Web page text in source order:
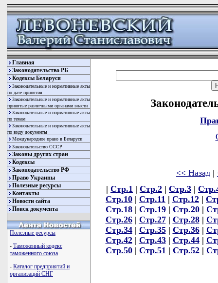
Главная
Законодательство РБ
Кодексы Беларуси
Законодательные и нормативные акты
по дате принятия
Законодательные и нормативные акты
принятые различными органами власти
Законодательные и нормативные акты
по темам
Законодательные и нормативные акты
по виду документы
Международное право в Беларуси
Законодательство СССР
Законы других стран
Кодексы
Законодательство РФ
Право Украины
Полезные ресурсы
Контакты
Новости сайта
Поиск документа
Полезные ресурсы
- Таможенный кодекс
таможенного союза
- Каталог предприятий и
организаций СНГ
<< Назад |
| Стр.1 | Стр.2 | Стр.3 |
Стр.10 | Стр.11 | Стр.12 |
Стр.18| Стр.19| Стр.20|
Стр.26| Стр.27| Стр.28|
Стр.34| Стр.35| Стр.36|
Стр.42| Стр.43| Стр.44|
Стр.50| Стр.51 | Стр.52|